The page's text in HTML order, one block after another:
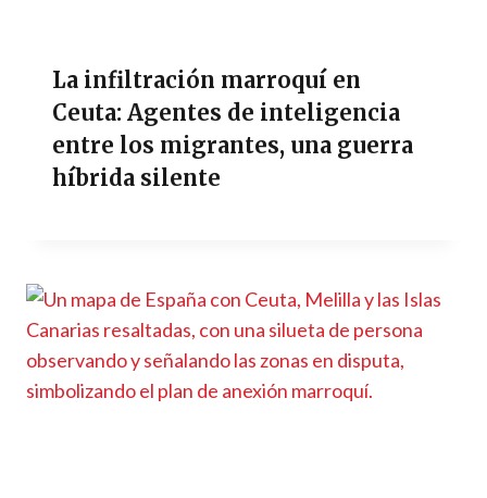
La infiltración marroquí en
Ceuta: Agentes de inteligencia
entre los migrantes, una guerra
híbrida silente